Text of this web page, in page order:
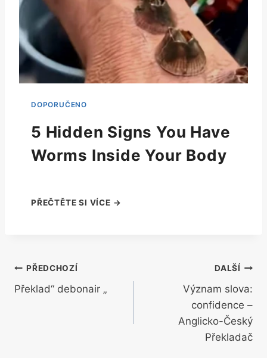
5 Hidden Signs You Have
Worms Inside Your Body
Navigace
pro
PŘEDCHOZÍ
Překlad“ debonair „
DALŠÍ
Význam slova:
confidence –
Anglicko-Český
Překladač